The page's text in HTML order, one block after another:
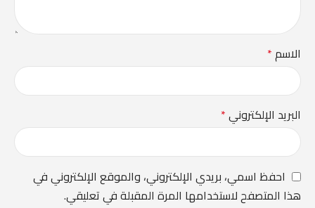
الاسم*
البريد الإلكتروني*
احفظ اسمي، بريدي الإلكتروني، والموقع الإلكتروني في
هذا المتصفح لاستخدامها المرة المقبلة في تعليقي.